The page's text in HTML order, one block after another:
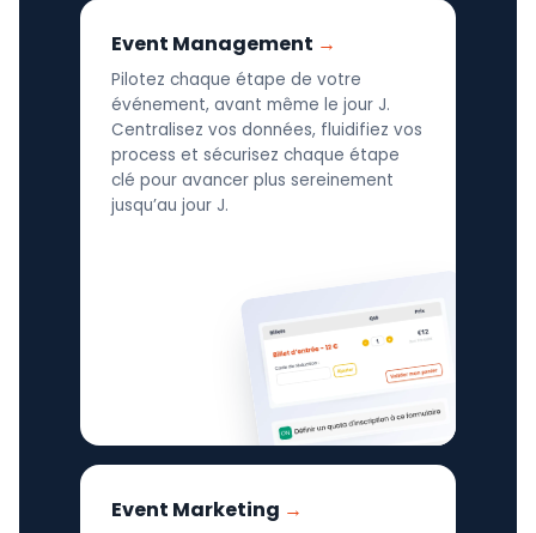
Event Management
Pilotez chaque étape de votre
événement, avant même le jour J.
Centralisez vos données, fluidifiez vos
process et sécurisez chaque étape
clé pour avancer plus sereinement
jusqu’au jour J.
Event Marketing